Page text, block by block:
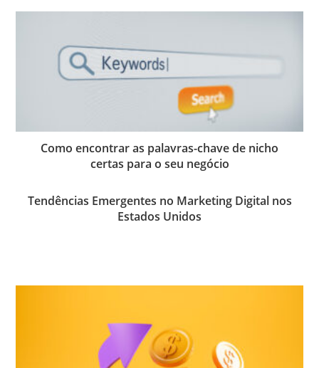
Como encontrar as palavras-chave de nicho
certas para o seu negócio
Tendências Emergentes no Marketing Digital nos
Estados Unidos